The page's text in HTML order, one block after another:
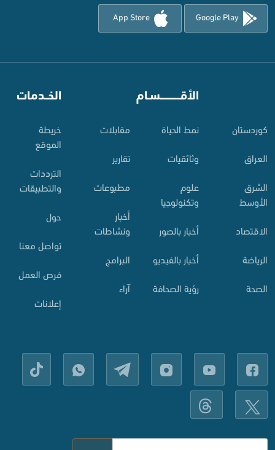
Google Play
App Store
کوردستان
العراق
الشرق
الأوسط
الاقتصاد
الرياضة
الصحة
الأقـــــــــــسـام
نمط الحياة
وثائقيات
علوم
وتكنولوجيا
أخبار بالصور
أخبار بالفيديو
رؤية الصحافة
مقابلات
تقارير
مطبوعات
أخبار
ونشاطات
البرامج
آراء
الخــدمات
خريطة
الموقع
الترددات
والتطبيقات
حول
تواصل معنا
فرص العمل
إعلانات